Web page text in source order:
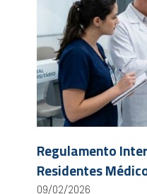
Regulamento
Residentes
09/02/2026